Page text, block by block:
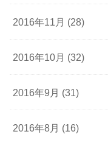
2016年11月 (28)
2016年10月 (32)
2016年9月 (31)
2016年8月 (16)